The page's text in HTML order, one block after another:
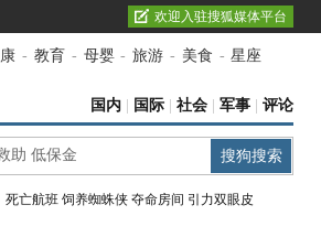
欢迎入驻搜狐媒体平台
- 教育 - 母婴 - 旅游 - 美食 - 星座
国内 国际 社会 军事 评论
死亡航班 饲养蜘蛛侠 夺命房间 引力双眼皮